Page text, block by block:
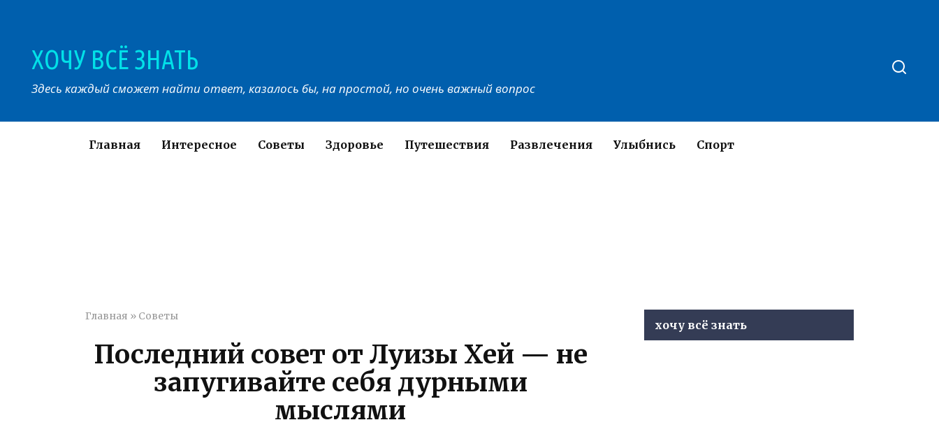
ХОЧУ ВСЁ ЗНАТЬ
Здесь каждый сможет найти ответ, казалось бы, на простой, но очень важный вопрос
Главная Интересное Советы Здоровье Путешествия Развлечения Улыбнись Спорт
Главная » Советы
Последний совет от Луизы Хей — не
запугивайте себя дурными
мыслями
хочу всё знать